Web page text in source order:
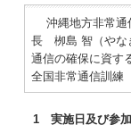
沖縄地方非常通
長 栁島 智（やな
通信の確保に資す
全国非常通信訓練
1 実施日及び参